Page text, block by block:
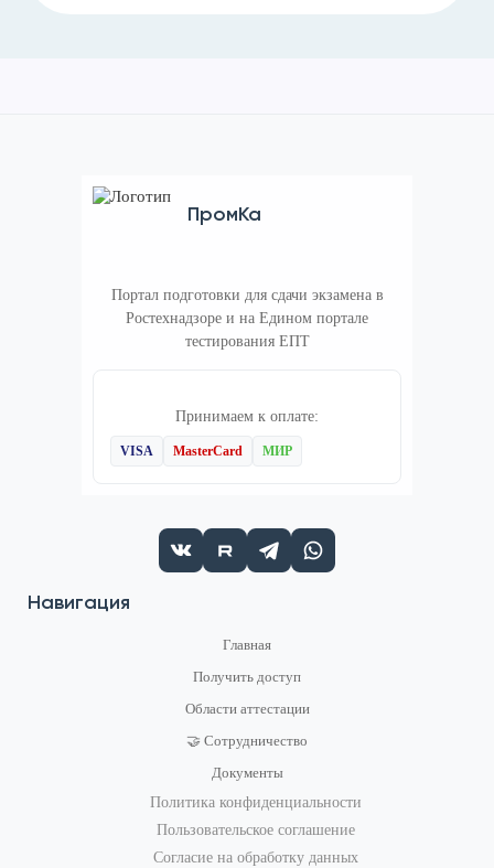
ПромКа
Портал подготовки для сдачи экзамена в
Ростехнадзоре и на Едином портале
тестирования ЕПТ
Принимаем к оплате:
VISA MasterCard МИР
Навигация
Главная
Получить доступ
Области аттестации
🤝 Сотрудничество
Документы
Политика конфиденциальности
Пользовательское соглашение
Согласие на обработку данных